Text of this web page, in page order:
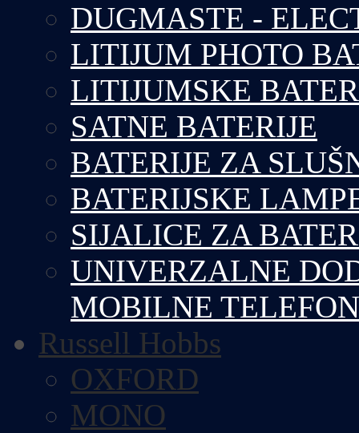
DUGMASTE -
LITIJUM PHOTO
LITIJUMSKE
SATNE BATERIJE
BATERIJE ZA
BATERIJSKE
SIJALICE ZA
UNIVERZALNE
MOBILNE
Russell Hobbs
OXFORD
MONO